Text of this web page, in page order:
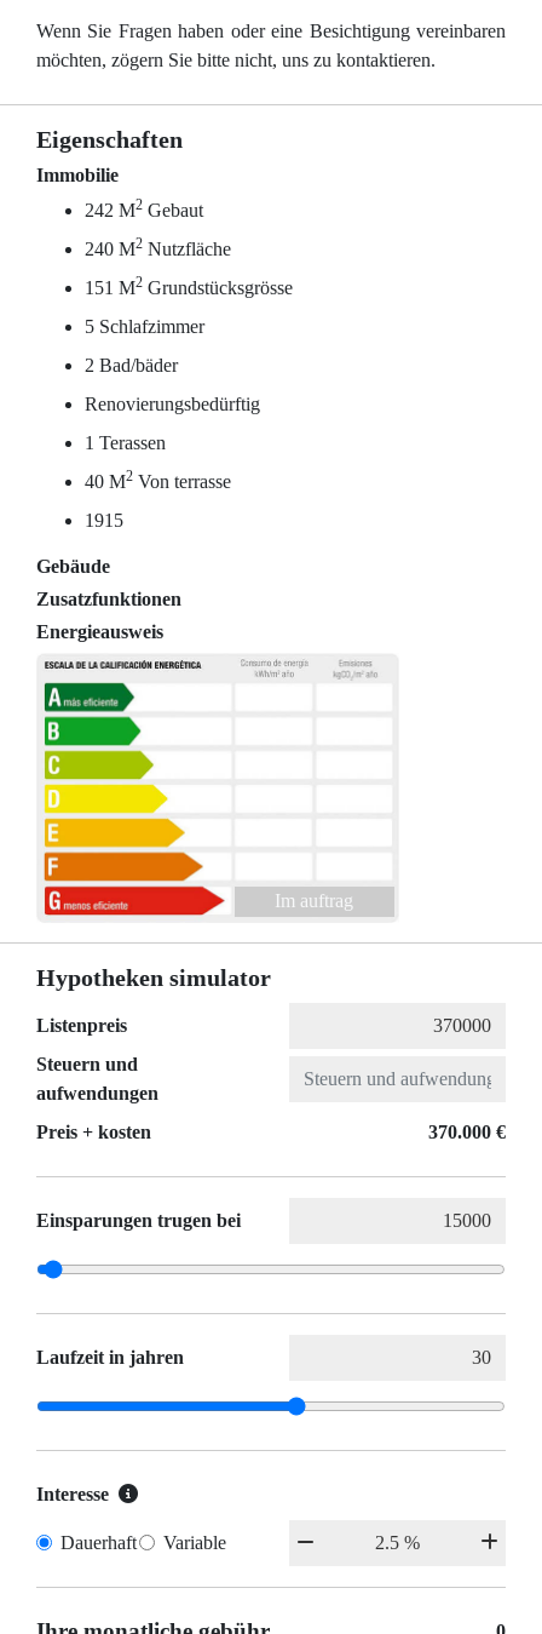
Wenn Sie Fragen haben oder eine Besichtigung vereinbaren
möchten, zögern Sie bitte nicht, uns zu kontaktieren.
Eigenschaften
Immobilie
242 M2 Gebaut
240 M2 Nutzfläche
151 M2 Grundstücksgrösse
5 Schlafzimmer
2 Bad/bäder
Renovierungsbedürftig
1 Terassen
40 M2 Von terrasse
1915
Gebäude
Zusatzfunktionen
Energieausweis
Im auftrag
Hypotheken simulator
Listenpreis
Steuern und
aufwendungen
Preis + kosten
370.000 €
Einsparungen trugen bei
Laufzeit in jahren
Interesse
Dauerhaft Variable